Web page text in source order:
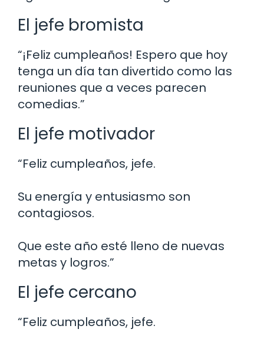
El jefe bromista
“¡Feliz cumpleaños! Espero que hoy
tenga un día tan divertido como las
reuniones que a veces parecen
comedias.”
El jefe motivador
“Feliz cumpleaños, jefe.
Su energía y entusiasmo son
contagiosos.
Que este año esté lleno de nuevas
metas y logros.”
El jefe cercano
“Feliz cumpleaños, jefe.